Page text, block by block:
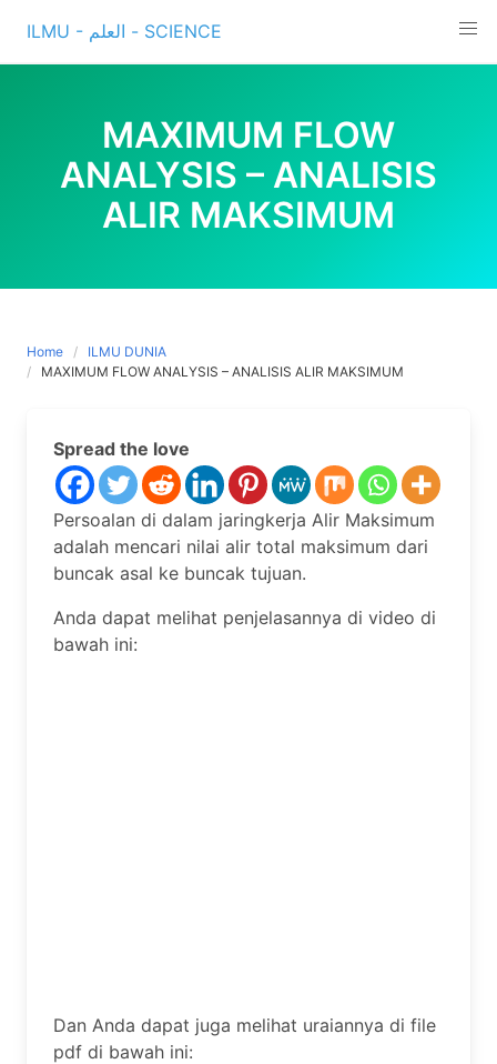
content
ILMU - العلم - SCIENCE
MAXIMUM FLOW
ANALYSIS – ANALISIS
ALIR MAKSIMUM
Home
ILMU DUNIA
MAXIMUM FLOW ANALYSIS – ANALISIS ALIR MAKSIMUM
Spread the love
Persoalan di dalam jaringkerja Alir Maksimum
adalah mencari nilai alir total maksimum dari
buncak asal ke buncak tujuan.
Anda dapat melihat penjelasannya di video di
bawah ini:
Dan Anda dapat juga melihat uraiannya di file
pdf di bawah ini: